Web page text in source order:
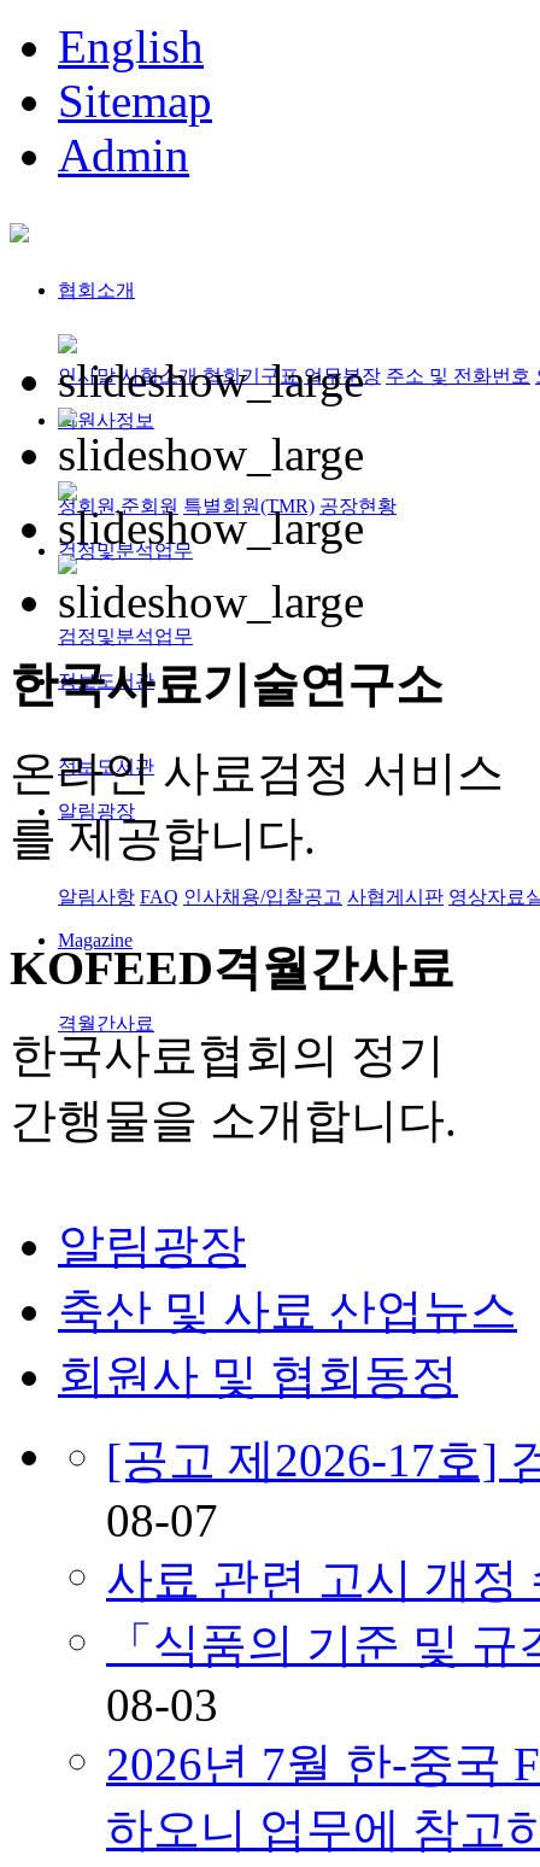
English
Sitemap
Admin
협회소개
인사말 사협소개 협회기구표 업무분장 주소 및 전화번호
회원사정보
정회원,준회원 특별회원(TMR) 공장현황
검정및분석업무
검정및분석업무
정보도서관
정보도서관
알림광장
알림사항 FAQ 인사채용/입찰공고 사협게시판 영상자료
Magazine
격월간사료
한국사료기술연구소
온라인 사료검정 서비스
를 제공합니다.
KOFEED격월간사료
한국사료협회의 정기
간행물을 소개합니다.
알림광장
축산 및 사료 산업뉴스
회원사 및 협회동정
[공고 제2026-17호]
08-07
사료 관련 고시 개
「식품의 기준 및
08-03
2026년 7월 한-중국
하오니 업무에 참고